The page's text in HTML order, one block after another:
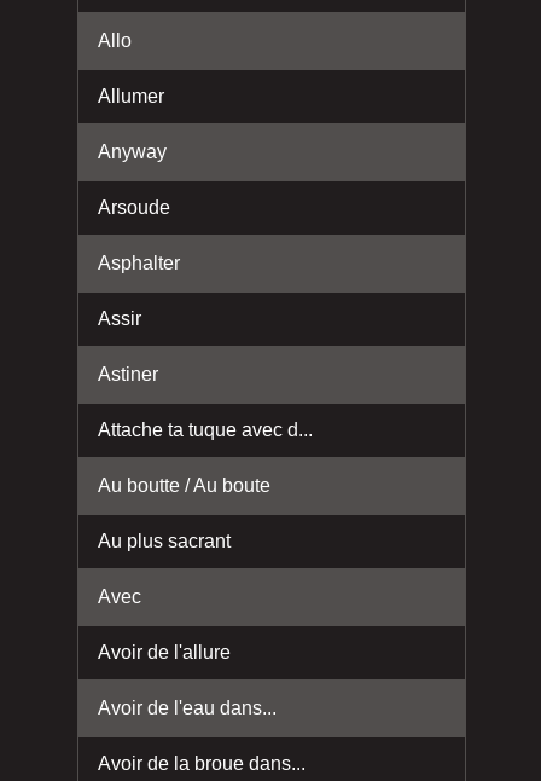
Allo
Allumer
Anyway
Arsoude
Asphalter
Assir
Astiner
Attache ta tuque avec d...
Au boutte / Au boute
Au plus sacrant
Avec
Avoir de l'allure
Avoir de l'eau dans...
Avoir de la broue dans...